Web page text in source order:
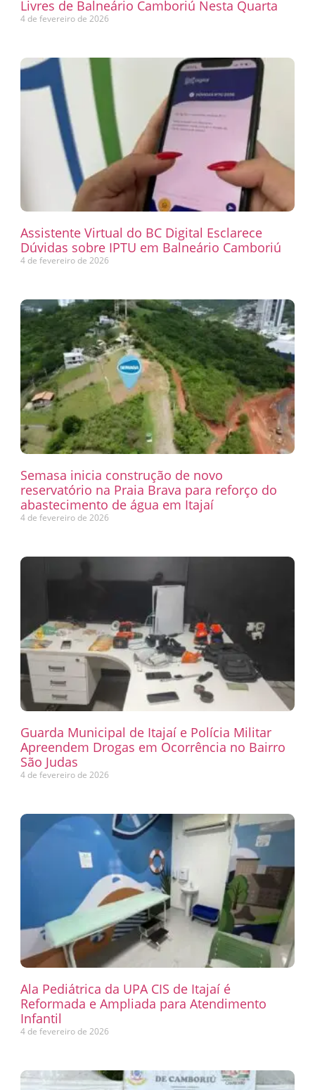
Livres de Balneário Camboriú Nesta Quarta
4 de fevereiro de 2026
Assistente Virtual do BC Digital Esclarece
Dúvidas sobre IPTU em Balneário Camboriú
4 de fevereiro de 2026
Semasa inicia construção de novo
reservatório na Praia Brava para reforço do
abastecimento de água em Itajaí
4 de fevereiro de 2026
Guarda Municipal de Itajaí e Polícia Militar
Apreendem Drogas em Ocorrência no Bairro
São Judas
4 de fevereiro de 2026
Ala Pediátrica da UPA CIS de Itajaí é
Reformada e Ampliada para Atendimento
Infantil
4 de fevereiro de 2026